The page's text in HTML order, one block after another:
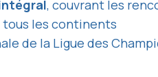
, couvrant les
tous les continents
de la Ligue des